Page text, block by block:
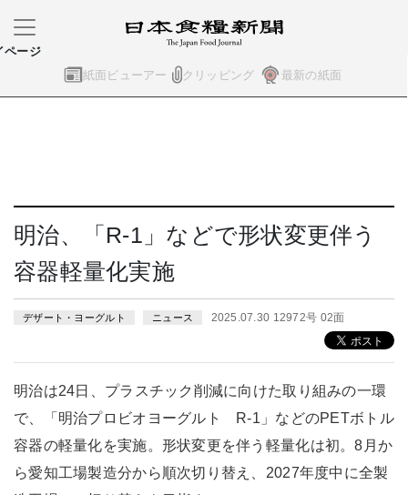
紙面ビューアー クリッピング 最新の紙面
ページ
明治、「R-1」などで形状変更伴う
容器軽量化実施
デザート・ヨーグルト ニュース 2025.07.30 12972号 02面
明治は24日、プラスチック削減に向けた取り組みの一環
で、「明治プロビオヨーグルト R-1」などのPETボトル
容器の軽量化を実施。形状変更を伴う軽量化は初。8月か
ら愛知工場製造分から順次切り替え、2027年度中に全製